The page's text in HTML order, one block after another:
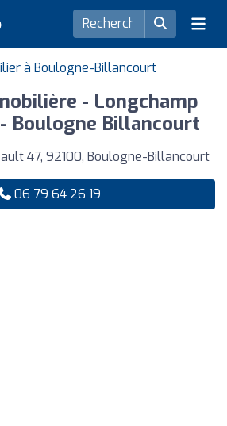
à Boulogne-Billancourt
- Longchamp
Boulogne Billancourt
47, 92100, Boulogne-Billancourt
06 79 64 26 19